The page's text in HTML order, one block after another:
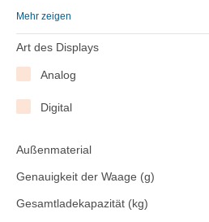
stainless steel,pp (polypropylene)
stainless steel 18/8
Mehr zeigen
Art des Displays
Analog
Digital
Außenmaterial
Genauigkeit der Waage (g)
Gesamtladekapazität (kg)